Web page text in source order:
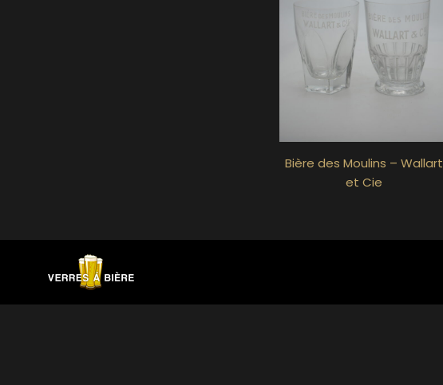
Bière des Moulins – Wallart
et Cie